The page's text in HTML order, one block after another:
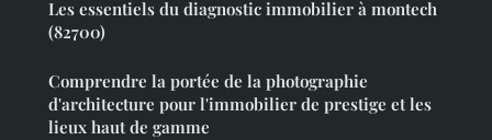
Les essentiels du diagnostic immobilier à montech
(82700)
Comprendre la portée de la photographie
d'architecture pour l'immobilier de prestige et les
lieux haut de gamme